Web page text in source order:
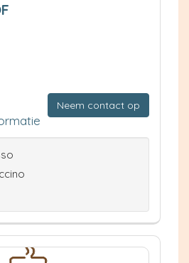
Neem contact op